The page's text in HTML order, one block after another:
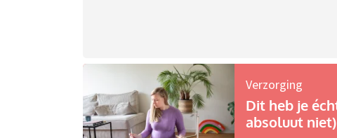
Verzorging
Dit heb je
absoluut niet)